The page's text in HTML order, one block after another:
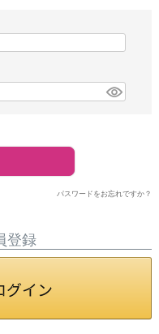
パスワードをお忘れですか？
登録